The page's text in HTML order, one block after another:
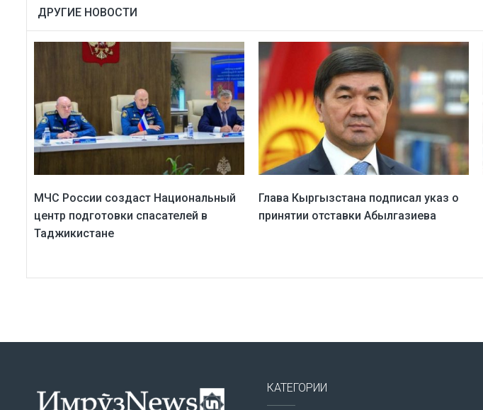
ДРУГИЕ НОВОСТИ
МЧС России создаст Национальный
центр подготовки спасателей в
Таджикистане
Глава Кыргызстана подписал указ о
принятии отставки Абылгазиева
КАТЕГОРИИ